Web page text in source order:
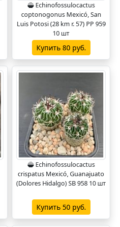
Echinofossulocactus
coptonogonus Mexicó, San
Luis Potosi (28 km r. 57) PP 959
10 шт
Купить 80 руб.
Echinofossulocactus
crispatus Mexicó, Guanajuato
(Dolores Hidalgo) SB 958 10 шт
Купить 50 руб.